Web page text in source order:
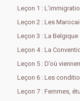
Leçon 1 :
Leçon 2 : Les
Leçon 3 : La
Leçon 4 : La
Leçon 5 : D’où
Leçon 6 : Les
Leçon 7 : Femmes,